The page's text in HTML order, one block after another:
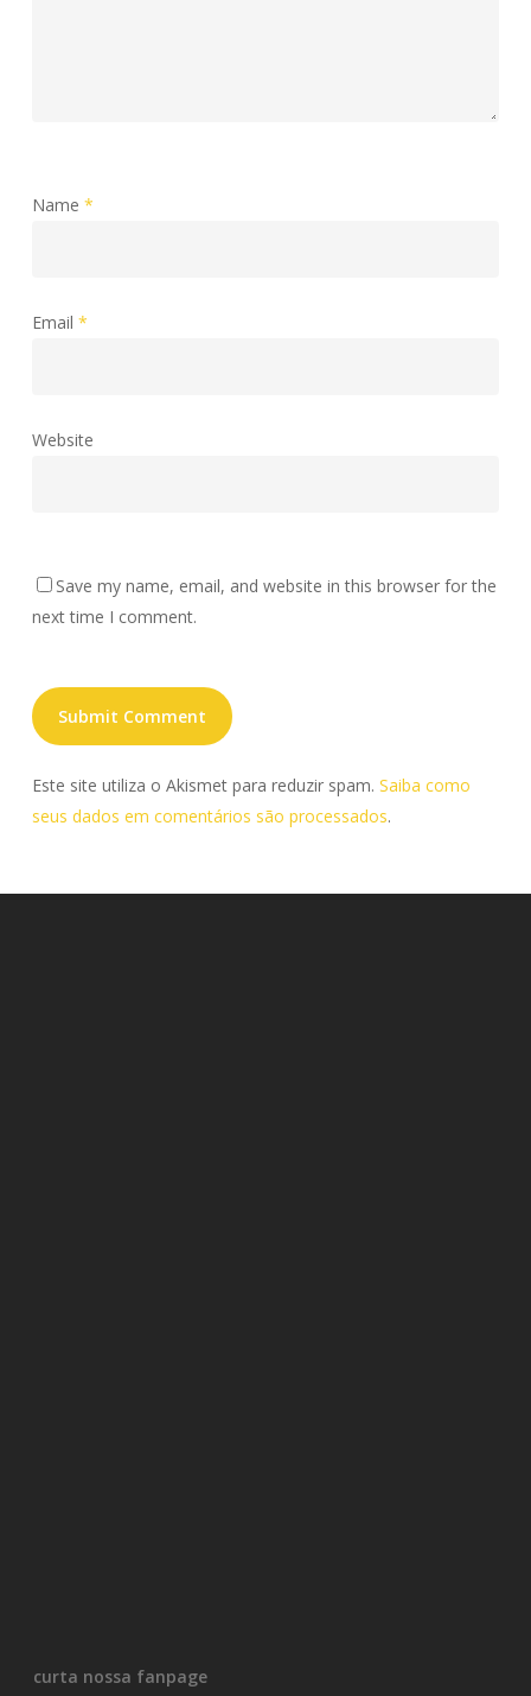
Name *
Email *
Website
Save my name, email, and website in this browser for the
next time I comment.
Este site utiliza o Akismet para reduzir spam. Saiba como
seus dados em comentários são processados.
curta nossa fanpage